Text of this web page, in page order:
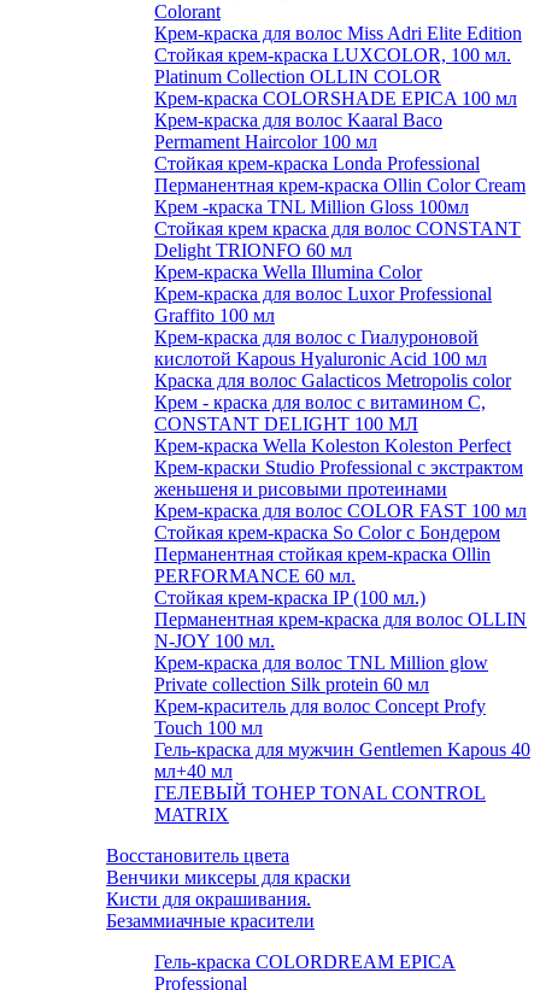
Colorant
Крем-краска для волос Miss Adri Elite Edition
Стойкая крем-краска LUXCOLOR, 100 мл.
Platinum Collection OLLIN COLOR
Крем-краска COLORSHADE EPICA 100 мл
Крем-краска для волос Kaaral Baco
Permament Haircolor 100 мл
Стойкая крем-краска Londa Professional
Перманентная крем-краска Ollin Color Cream
Крем -краска TNL Million Gloss 100мл
Стойкая крем краска для волос CONSTANT
Delight TRIONFO 60 мл
Крем-краска Wella Illumina Color
Крем-краска для волос Luxor Professional
Graffito 100 мл
Крем-краска для волос с Гиалуроновой
кислотой Kapous Hyaluronic Acid 100 мл
Краска для волос Galacticos Metropolis color
Крем - краска для волос с витамином С,
CONSTANT DELIGHT 100 МЛ
Крем-краска Wella Koleston Koleston Perfect
Крем-краски Studio Professional с экстрактом
женьшеня и рисовыми протеинами
Крем-краска для волос COLOR FAST 100 мл
Стойкая крем-краска So Color с Бондером
Перманентная стойкая крем-краска Ollin
PERFORMANCE 60 мл.
Стойкая крем-краска IP (100 мл.)
Перманентная крем-краска для волос OLLIN
N-JOY 100 мл.
Крем-краска для волос TNL Million glow
Private collection Silk protein 60 мл
Крем-краситель для волос Concept Profy
Touch 100 мл
Гель-краска для мужчин Gentlemen Kapous 40
мл+40 мл
ГЕЛЕВЫЙ ТОНЕР TONAL CONTROL
MATRIX
Восстановитель цвета
Венчики миксеры для краски
Кисти для окрашивания.
Безаммиачные красители
Гель-краска COLORDREAM EPICA
Professional